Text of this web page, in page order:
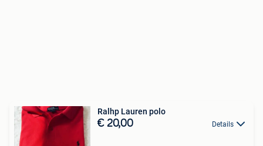
Ralhp Lauren polo
€ 20,00 Details